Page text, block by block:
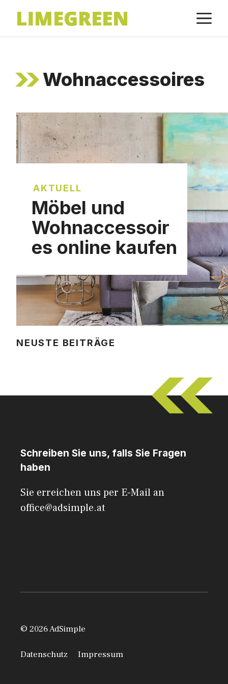
Inhalt
springen
Wohnaccessoires
AKTUELL
Möbel und
Wohnaccessoir
es online kaufen
NEUSTE BEITRÄGE
Schreiben Sie uns, falls Sie Fragen
haben
Sie erreichen uns per E-Mail an
office@adsimple.at
© 2026 AdSimple
Datenschutz Impressum